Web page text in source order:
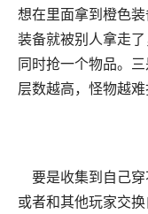
想在里面拿到橙色
装备就被别人拿走
同时抢一个物品。
层数越高，怪物越
要是收集到自己穿
或者和其他玩家交